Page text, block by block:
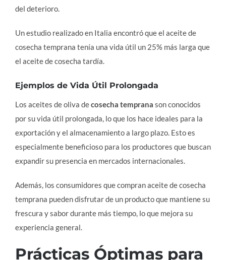
del deterioro.
Un estudio realizado en Italia encontró que el aceite de
cosecha temprana tenía una vida útil un 25% más larga que
el aceite de cosecha tardía.
Ejemplos de Vida Útil Prolongada
Los aceites de oliva decosecha temprana son conocidos
por su vida útil prolongada, lo que los hace ideales para la
exportación y el almacenamiento a largo plazo. Esto es
especialmente beneficioso para los productores que buscan
expandir su presencia en mercados internacionales.
Además, los consumidores que compran aceite de cosecha
temprana pueden disfrutar de un producto que mantiene su
frescura y sabor durante más tiempo, lo que mejora su
experiencia general.
Prácticas Óptimas para